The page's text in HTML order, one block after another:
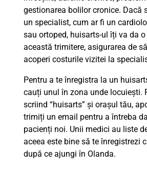
gestionarea bolilor cronice. Dacă
un specialist, cum ar fi un
sau ortoped, huisarts-ul îți va da
această trimitere, asigurarea de
acoperi costurile vizitei la
Pentru a te înregistra la un
cauți unul în zona unde locuiești.
scriind “huisarts” și orașul tău,
trimiți un email pentru a întreba
pacienți noi. Unii medici au liste
aceea este bine să te înregistrezi
după ce ajungi în Olanda.